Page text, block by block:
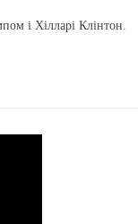
і Хілларі Клінтон.